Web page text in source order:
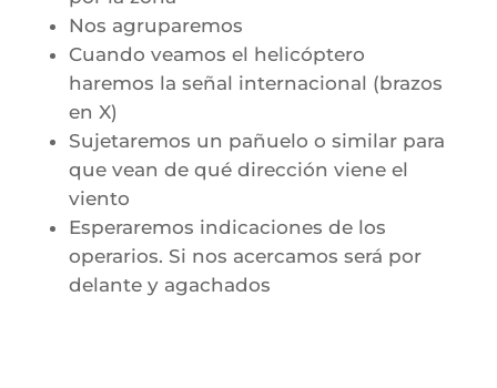
Nos agruparemos
Cuando veamos el helicóptero
haremos la señal internacional (brazos
en X)
Sujetaremos un pañuelo o similar para
que vean de qué dirección viene el
viento
Esperaremos indicaciones de los
operarios. Si nos acercamos será por
delante y agachados